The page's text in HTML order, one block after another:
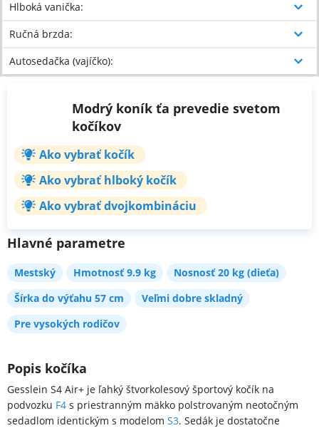
Hlboká vanička:
Ručná brzda:
Autosedačka (vajíčko):
Modrý koník ťa prevedie svetom
kočíkov
Ako vybrať kočík
Ako vybrať hlboký kočík
Ako vybrať dvojkombináciu
Hlavné parametre
Mestský Hmotnosť 9.9 kg
Nosnosť 20 kg (dieťa)
Šírka do výťahu 57 cm
Veľmi dobre skladný
Pre vysokých rodičov
Popis kočíka
Gesslein S4 Air+ je ľahký štvorkolesový športový kočík na
podvozku F4 s priestranným mäkko polstrovaným neotočným
sedadlom identickým s modelom S3. Sedák je dostatočne